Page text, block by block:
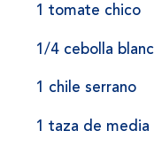
1 tomate chico
1/4 cebolla
1 chile serrano
1 taza de media